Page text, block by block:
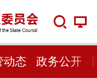
动态 政务公开